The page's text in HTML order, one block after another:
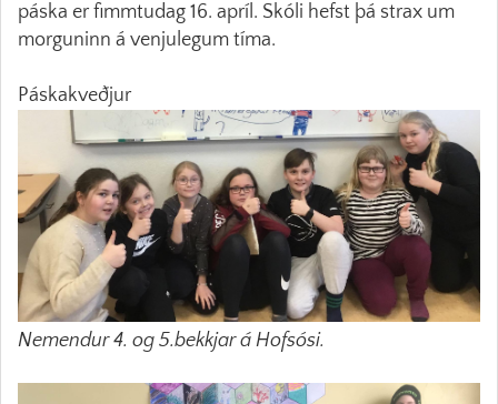
páska er fimmtudag 16. apríl. Skóli hefst þá strax um
morguninn á venjulegum tíma.
Páskakveðjur
Nemendur 4. og 5.bekkjar á Hofsósi.